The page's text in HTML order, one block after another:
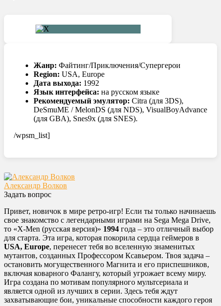
Жанр: Файтинг/Приключения/Супергерои
Region: USA, Europe
Дата выхода: 1992
Язык интерфейса: на русском языке
Рекомендуемый эмулятор: Citra (для 3DS),
DeSmuME / MelonDS (для NDS), VisualBoyAdvance
(для GBA), Snes9x (для SNES).
/wpsm_list]
Александр Волков
Задать вопрос
Привет, новичок в мире ретро-игр! Если ты только начинаешь
свое знакомство с легендарными играми на Sega Mega Drive,
то «X-Men (русская версия)» 1994 года – это отличный выбор
для старта. Эта игра, которая покорила сердца геймеров в
USA, Europe, перенесет тебя во вселенную знаменитых
мутантов, созданных Профессором Ксавьером. Твоя задача –
остановить могущественного Магнита и его приспешников,
включая коварного Фалангу, который угрожает всему миру.
Игра создана по мотивам популярного мультсериала и
является одной из лучших в серии. Здесь тебя ждут
захватывающие бои, уникальные способности каждого героя